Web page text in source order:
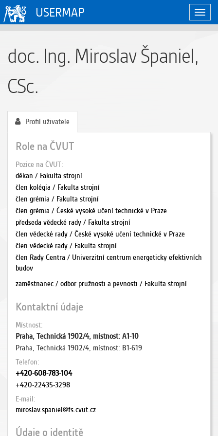
USERMAP
doc. Ing. Miroslav Španiel,
CSc.
Profil uživatele
Role na ČVUT
Pozice na ČVUT
děkan / Fakulta strojní
člen kolégia / Fakulta strojní
člen grémia / Fakulta strojní
člen grémia / České vysoké učení technické v Praze
předseda vědecké rady / Fakulta strojní
člen vědecké rady / České vysoké učení technické v Praze
člen vědecké rady / Fakulta strojní
člen Rady Centra / Univerzitní centrum energeticky efektivních
budov
zaměstnanec / odbor pružnosti a pevnosti / Fakulta strojní
Kontaktní údaje
Místnost
Praha, Technická 1902/4, místnost: A1-10
Praha, Technická 1902/4, místnost: B1-619
Telefon
+420-608-783-104
+420-22435-3298
E-mail
miroslav.spaniel@fs.cvut.cz
Údaje o identitě